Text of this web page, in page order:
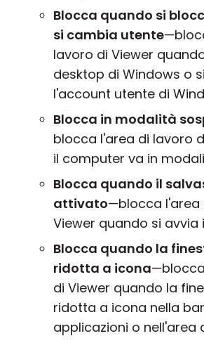
Blocca quando si
si cambia utente
lavoro di Viewer
desktop di Windows o
l'account utente di
Blocca in modalità
blocca l'area di lavoro
il computer va in
Blocca quando il
attivato—blocca l'area
Viewer quando si avvia
Blocca quando la
ridotta a icona
di Viewer quando la
ridotta a icona nella
applicazioni o nell'area